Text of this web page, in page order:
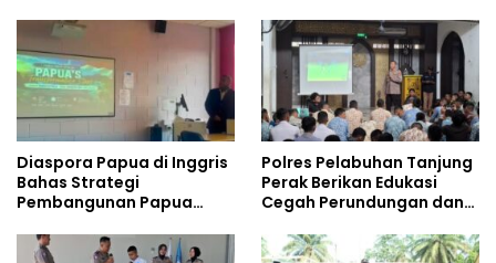
Kalangan Remaja
Diaspora Papua di Inggris
Bahas Strategi
Pembangunan Papua
Doktoral Internasional
Polres Pelabuhan Tanjung
Perak Berikan Edukasi
Cegah Perundungan dan
kepada Pelajar MPLS